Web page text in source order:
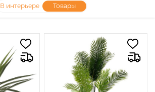
В интерьере Товары